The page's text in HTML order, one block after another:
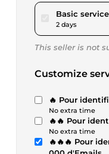
Basic service
2 days
This seller is not
Customize
🔥 Pour
No extra time
🔥🔥 Pour
No extra time
🔥🔥🔥 Pour